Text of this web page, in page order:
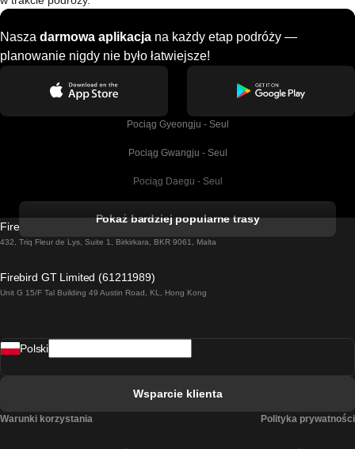
Nasza darmowa aplikacja na każdy etap podróży —
planowanie nigdy nie było łatwiejsze!
Pociąg Gyeongju - Seul
Pociąg Gwangju - Seul
Pociąg Daegu - Seul
Pociąg Dublin - Galway
Pociąg Rzym - Neapol
Pokaż bardziej popularne trasy
Firebird GT Limited (OC 1451)
432, Triq Fleur de Lys, Suite 1, Birkirkara, BKR 9061, Malta
Firebird GT Limited (61211989)
Unit G 15/F Tal Building 49 Austin Road, KL, Hong Kong
Polski
Wsparcie klienta
Warunki korzystania Polityka prywatności